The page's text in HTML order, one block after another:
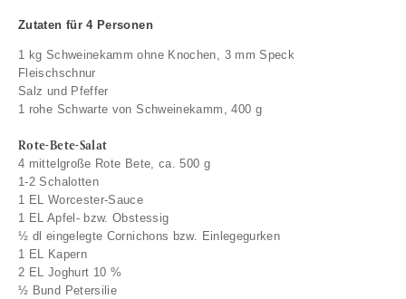
Zutaten für 4 Personen
1 kg Schweinekamm ohne Knochen, 3 mm Speck
Fleischschnur
Salz und Pfeffer
1 rohe Schwarte von Schweinekamm, 400 g
Rote-Bete-Salat
4 mittelgroße Rote Bete, ca. 500 g
1-2 Schalotten
1 EL Worcester-Sauce
1 EL Apfel- bzw. Obstessig
½ dl eingelegte Cornichons bzw. Einlegegurken
1 EL Kapern
2 EL Joghurt 10 %
½ Bund Petersilie